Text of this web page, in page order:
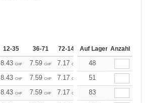
12-35 36-71 72-143 144-287 288 +
Auf Lager Anzahl
8.43 CHF 7.59 CHF 7.17 CHF 6.75
48
8.43 CHF 7.59 CHF 7.17 CHF 6.75
51
8.43 CHF 7.59 CHF 7.17 CHF 6.75
83